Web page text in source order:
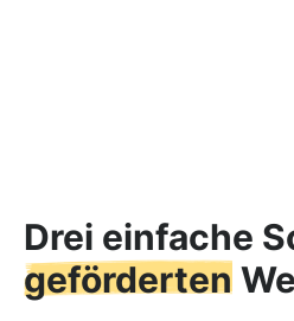
Drei einfache
geförderten